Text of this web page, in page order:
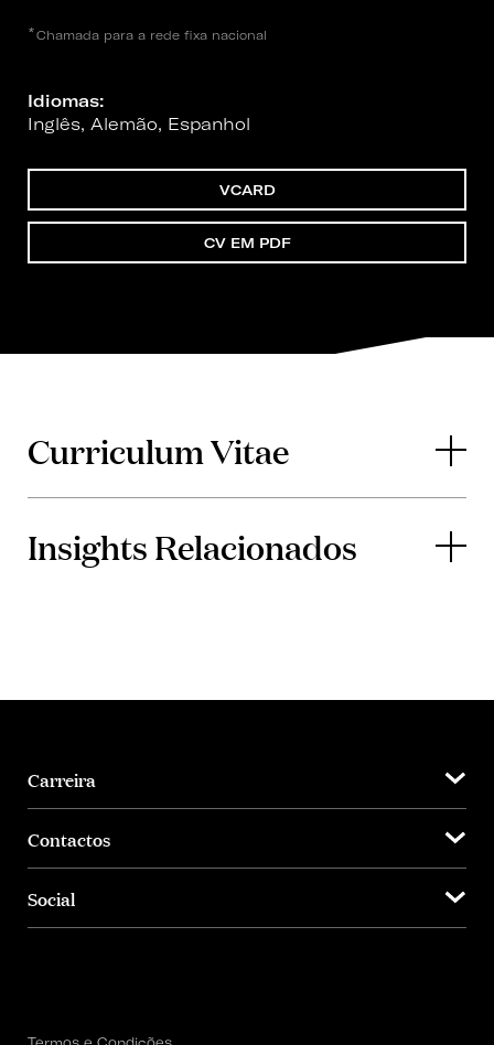
* Chamada para a rede fixa nacional
Idiomas:
Inglês, Alemão, Espanhol
VCARD
CV EM PDF
Curriculum Vitae
Insights Relacionados
Carreira
Contactos
Social